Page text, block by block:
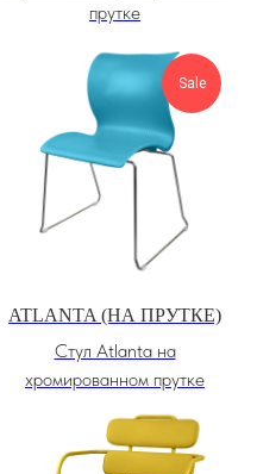
прутке
Sale
ATLANTA (НА ПРУТКЕ)
Стул Atlanta на
хромированном прутке